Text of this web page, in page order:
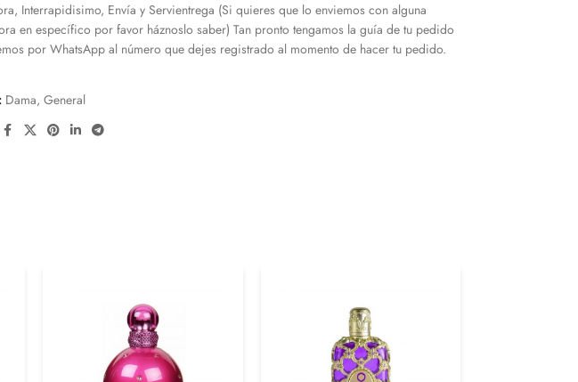
Interrapidisimo, Envía y Servientrega (Si quieres que lo enviemos con alguna
en específico por favor háznoslo saber) Tan pronto tengamos la guía de tu pedido
por WhatsApp al número que dejes registrado al momento de hacer tu pedido.
Dama, General